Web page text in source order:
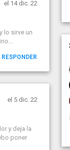
el 14 dic. 22
lo sirve un
RESPONDER
el 5 dic. 22
y deja la
poner